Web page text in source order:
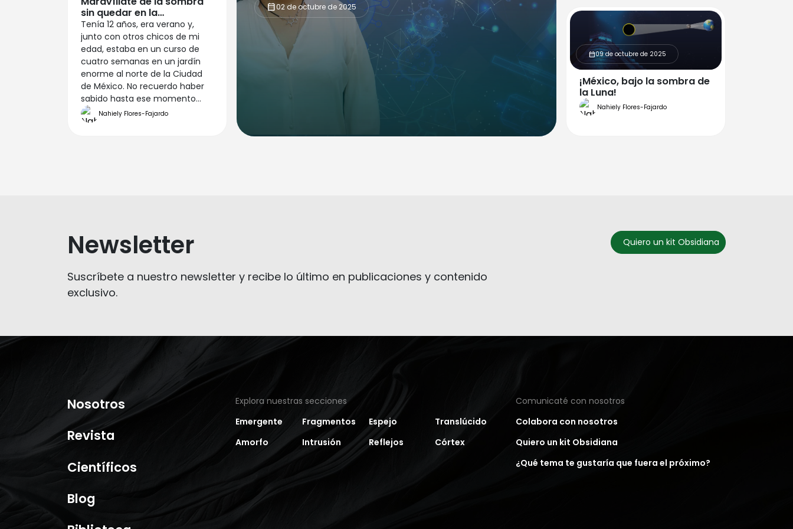
sin quedar en la
obscuridad
Tenía 12 años, era verano y,
junto con otros chicos de mi
edad, estaba en un curso de
cuatro semanas en un jardín
enorme al norte de la Ciudad
de México. No recuerdo haber
sabido hasta ese momento
nada sobre el espectáculo del
que sería testigo. Cerca de
Nahiely Flores-Fajardo
calendar_month02 de octubre de 2025
calendar_month09 de octubre de 2025
¡México, bajo la sombra de
la Luna!
Nahiely Flores-Fajardo
Newsletter
Suscríbete a nuestro newsletter y recibe lo último en publicaciones y contenido
exclusivo.
Quiero un kit Obsidiana
Nosotros
Revista
Científicos
Blog
Explora nuestras secciones
Emergente
Fragmentos Espejo
Translúcido
Amorfo
Intrusión Reflejos Córtex
Comunicaté con nosotros
Colabora con nosotros
Quiero un kit Obsidiana
¿Qué tema te gustaría que fuera el próximo?